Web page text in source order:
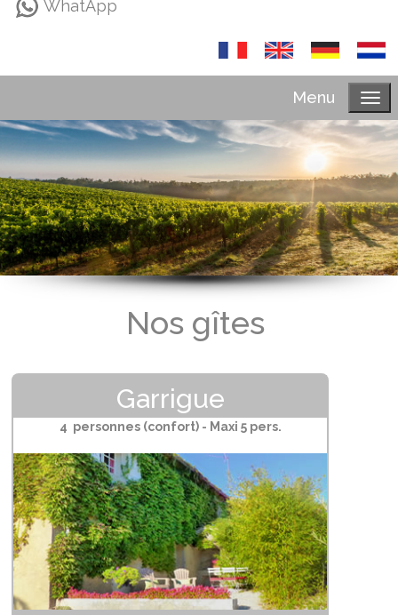
WhatApp
Menu
Nos gîtes
Garrigue
4 personnes (confort) - Maxi 5 pers.